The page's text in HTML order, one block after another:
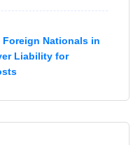
Nationals in
Liability for